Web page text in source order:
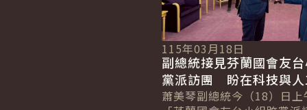
115年03月18日
副總統接見芬蘭國會友
黨派訪團 盼在科技與人
領域深化合作
蕭美琴副總統今（18）日